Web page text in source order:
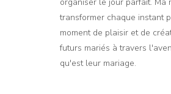
transformer chaque instant
moment de plaisir et de
futurs mariés à travers
qu'est leur mariage.